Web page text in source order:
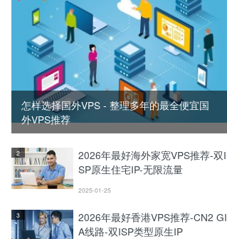
怎样选择国外VPS - 整理多年的最全便宜国
外VPS推荐
2
2026年最好海外家宽VPS推荐-双I
SP原生住宅IP-无限流量
2025-01-25
3
2026年最好香港VPS推荐-CN2 GI
A线路-双ISP类型原生IP